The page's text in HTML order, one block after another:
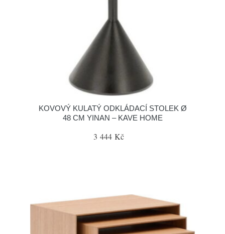
KOVOVÝ KULATÝ ODKLÁDACÍ STOLEK Ø
48 CM YINAN – KAVE HOME
3 444 Kč